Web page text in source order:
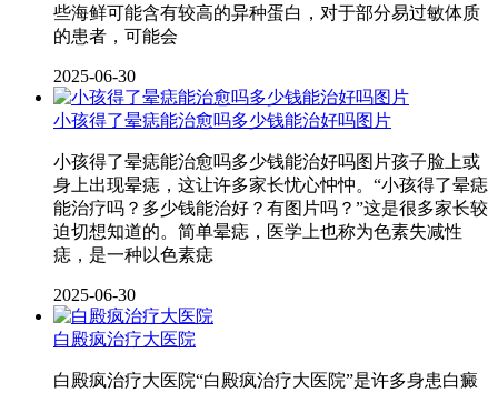
些海鲜可能含有较高的异种蛋白，对于部分易过敏体质
的患者，可能会
2025-06-30
小孩得了晕痣能治愈吗多少钱能治好吗图片
小孩得了晕痣能治愈吗多少钱能治好吗图片孩子脸上或
身上出现晕痣，这让许多家长忧心忡忡。“小孩得了晕痣
能治疗吗？多少钱能治好？有图片吗？”这是很多家长较
迫切想知道的。简单晕痣，医学上也称为色素失减性
痣，是一种以色素痣
2025-06-30
白殿疯治疗大医院
白殿疯治疗大医院“白殿疯治疗大医院”是许多身患白癜